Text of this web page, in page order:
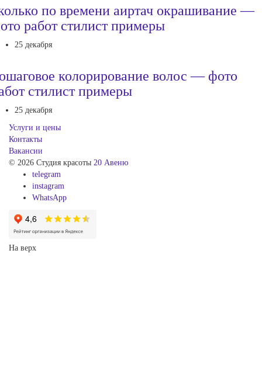
по времени аиртач окрашивание —
работ стилист примеры
25 декабря
колорирование волос — фото
стилист примеры
25 декабря
Услуги и цены
Контакты
Вакансии
© 2026 Студия красоты 20 Авеню
telegram
instagram
WhatsApp
На верх